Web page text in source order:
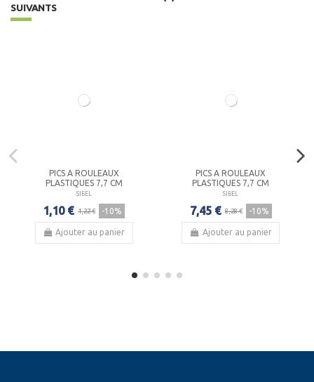
SUIVANTS
PICS A ROULEAUX
PLASTIQUES 7,7 CM
SIBEL
1,10 € 1,22 € -10%
Ajouter au panier
PICS A ROULEAUX
PLASTIQUES 7,7 CM
SIBEL
7,45 € 8,28 € -10%
Ajouter au panier